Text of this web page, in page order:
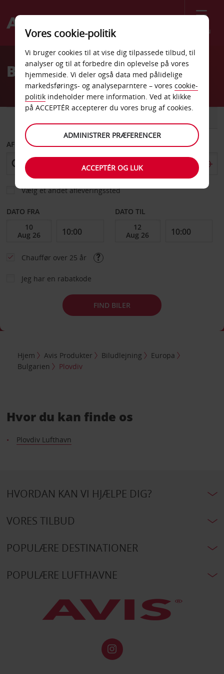
Menu
Welcome
AvisBilleje Plovdiv
AFHENT FRA
Vælg et andet afleveringssted
DATO FRA DATO TIL
Chauffør over 25 år
Jeg har en rabatkode
FIND BILER
Hjem Avis Produkter Biludlejning
Europa
Bulgarien
Plovdiv
Hvor du kan finde os
Plovdiv Lufthavn
HVORDAN KAN VI HJÆLPE DIG?
VORES TILBUD
POPULÆRE DESTINATIONER
POPULÆRE LUFTHAVNE
Vores cookie-politik
Vi bruger cookies til at vise dig tilpassede tilbud, til
analyser og til at forbedre din oplevelse på vores
hjemmeside. Vi deler også data med pålidelige
markedsførings- og analyseparntere – vores cookie-
politik indeholder mere information. Ved at klikke
på ACCEPTÉR accepterer du vores brug af cookies.
ADMINISTRER PRÆFERENCER
ACCEPTÉR OG LUK